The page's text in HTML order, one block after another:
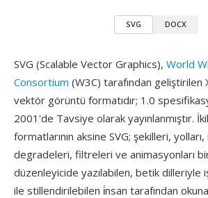
SVG DOCX
SVG (Scalable Vector Graphics), World
Consortium (W3C) tarafından geliştirilen
vektör görüntü formatıdır; 1.0
2001'de Tavsiye olarak yayınlanmıştır.
formatlarının aksine SVG; şekilleri,
degradeleri, filtreleri ve animasyonları
düzenleyicide yazılabilen, betik dilleriyle
ile stillendirilebilen i̇nsan tarafından